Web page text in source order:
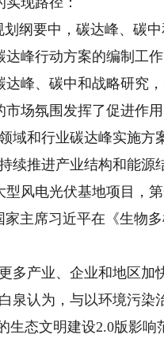
纲要中，碳达峰、碳中
峰行动方案的编制工作
峰、碳中和战略研究
场氛围发挥了促进作用
和行业碳达峰实施方
续推进产业结构和能源
风电光伏基地项目，
主席习近平在《生物多
产业、企业和地区加
泉认为，与以环境污染
生态文明建设2.0版影响